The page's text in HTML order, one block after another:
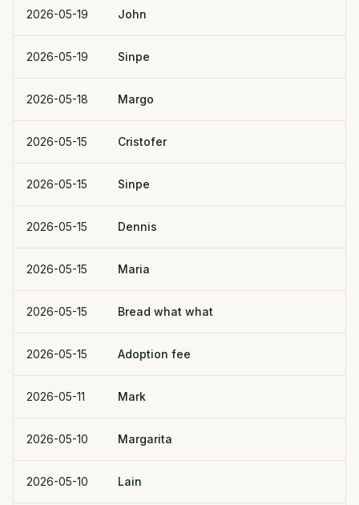
2026-05-19 John
2026-05-19 Sinpe
2026-05-18 Margo
2026-05-15 Cristofer
2026-05-15 Sinpe
2026-05-15 Dennis
2026-05-15 Maria
2026-05-15 Bread what what
2026-05-15 Adoption fee
2026-05-11 Mark
2026-05-10 Margarita
2026-05-10 Lain